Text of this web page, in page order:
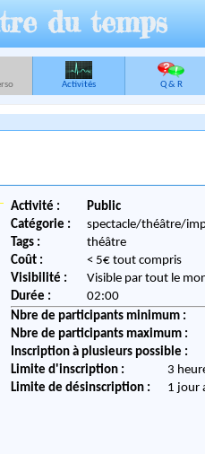
du temps
Activités Q & R
Activité :
Public
Catégorie :
spectacle/théâtre/
Tags :
théâtre
Coût :
< 5€ tout compris
Visibilité :
Visible par tout le
Durée :
02:00
Nbre de participants minimum :
Nbre de participants maximum :
Inscription à plusieurs possible :
Limite d'inscription :
3
Limite de désinscription :
1 jour